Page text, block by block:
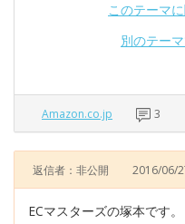
このテーマ
別のテー
Amazon.co.jp 3
返信者：非公開 2016/06/
ECマスターズの塚本です。